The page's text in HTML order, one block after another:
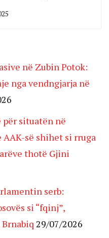
në Zubin Potok:
nga vendngjarja në
situatën në
AAK-së shihet si rruga
thotë Gjini
serb:
si “fqinj”,
29/07/2026